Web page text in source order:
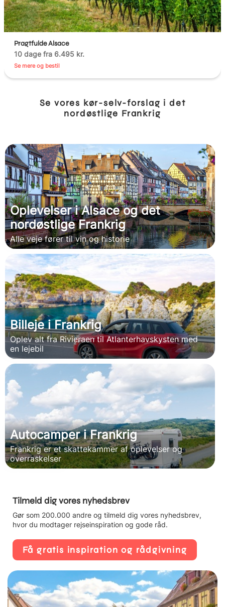
Pragtfulde Alsace
10 dage fra 6.495 kr.
Se mere og bestil
Se vores kør-selv-forslag i det
nordøstlige Frankrig
Oplevelser i Alsace og det
nordøstlige Frankrig
Alle veje fører til vin og historie
Billeje i Frankrig
Oplev alt fra Rivieraen til Atlanterhavskysten med
en lejebil
Autocamper i Frankrig
Frankrig er et skattekammer af oplevelser og
overraskelser
Tilmeld dig vores nyhedsbrev
Gør som 200.000 andre og tilmeld dig vores nyhedsbrev,
hvor du modtager rejseinspiration og gode råd.
Få gratis inspiration og rådgivning